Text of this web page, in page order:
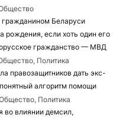
гражданином Беларуси
рождения, если хоть один его
гражданство — МВД
Политика
правозащитников дать экс-
алгоритм помощи
Политика
во влиянии демсил,